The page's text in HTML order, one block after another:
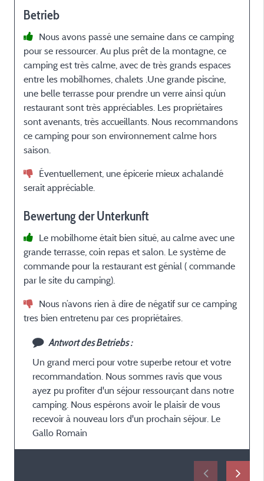
Betrieb
Nous avons passé une semaine dans ce camping
pour se ressourcer. Au plus prêt de la montagne, ce
camping est très calme, avec de très grands espaces
entre les mobilhomes, chalets .Une grande piscine,
une belle terrasse pour prendre un verre ainsi qu’un
restaurant sont très appréciables. Les propriétaires
sont avenants, très accueillants. Nous recommandons
ce camping pour son environnement calme hors
saison.
Éventuellement, une épicerie mieux achalandé
serait appréciable.
Bewertung der Unterkunft
Le mobilhome était bien situé, au calme avec une
grande terrasse, coin repas et salon. Le système de
commande pour la restaurant est génial ( commande
par le site du camping).
Nous n’avons rien à dire de négatif sur ce camping
tres bien entretenu par ces propriétaires.
Antwort des Betriebs :
Un grand merci pour votre superbe retour et votre
recommandation. Nous sommes ravis que vous
ayez pu profiter d'un séjour ressourçant dans notre
camping. Nous espérons avoir le plaisir de vous
recevoir à nouveau lors d'un prochain séjour. Le
Gallo Romain